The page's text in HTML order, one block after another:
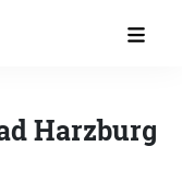
Harzburg